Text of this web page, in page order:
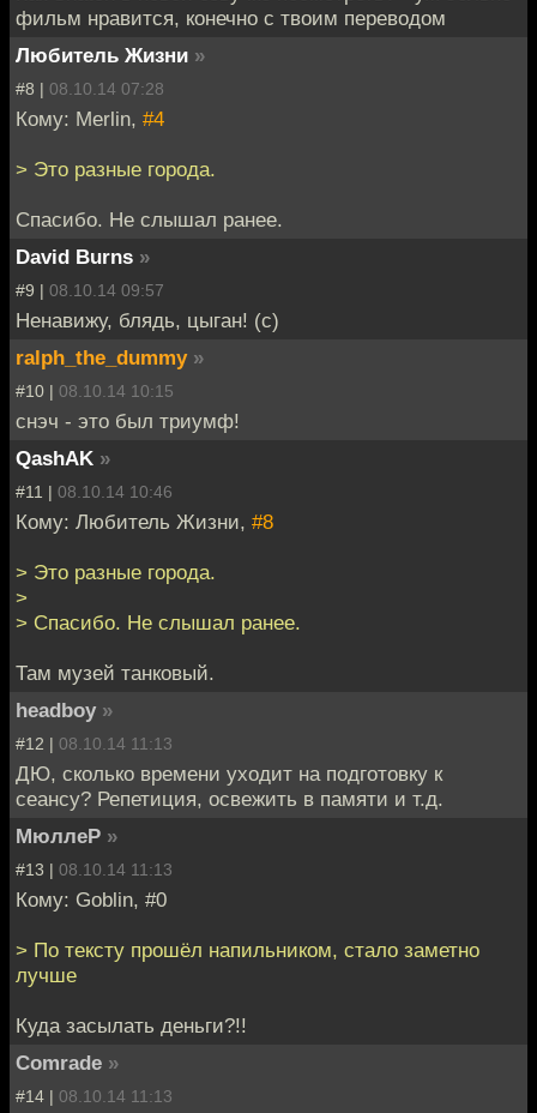
фильм нравится, конечно с твоим переводом
Любитель Жизни »
#8 | 08.10.14 07:28
Кому: Merlin, #4
> Это разные города.
Спасибо. Не слышал ранее.
David Burns »
#9 | 08.10.14 09:57
Ненавижу, блядь, цыган! (с)
ralph_the_dummy »
#10 | 08.10.14 10:15
снэч - это был триумф!
QashAK »
#11 | 08.10.14 10:46
Кому: Любитель Жизни, #8
> Это разные города.
>
> Спасибо. Не слышал ранее.
Там музей танковый.
headboy »
#12 | 08.10.14 11:13
ДЮ, сколько времени уходит на подготовку к
сеансу? Репетиция, освежить в памяти и т.д.
МюллеР »
#13 | 08.10.14 11:13
Кому: Goblin, #0
> По тексту прошёл напильником, стало заметно
лучше
Куда засылать деньги?!!
Comrade »
#14 | 08.10.14 11:13